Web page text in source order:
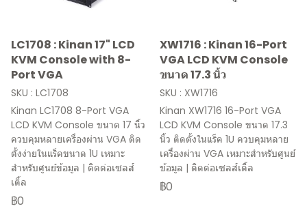
LC1708 : Kinan 17" LCD
KVM Console with 8-
Port VGA
SKU : LC1708
Kinan LC1708 8-Port VGA
LCD KVM Console ขนาด 17 นิ้ว
ควบคุมหลายเครื่องผ่าน VGA ติด
ตั้งง่ายในแร็คขนาด 1U เหมาะ
สำหรับศูนย์ข้อมูล | ติดต่อเซลส์
เติ้ล
฿0
XW1716 : Kinan 16-Port
VGA LCD KVM Console
ขนาด 17.3 นิ้ว
SKU : XW1716
Kinan XW1716 16-Port VGA
LCD KVM Console ขนาด 17.3
นิ้ว ติดตั้งในแร็ค 1U ควบคุมหลาย
เครื่องผ่าน VGA เหมาะสำหรับศูนย์
ข้อมูล | ติดต่อเซลส์เติ้ล
฿0